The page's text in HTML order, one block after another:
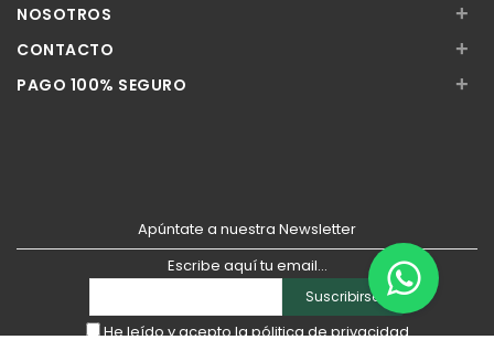
NOSOTROS +
CONTACTO +
PAGO 100% SEGURO +
Apúntate a nuestra Newsletter
Escribe aquí tu email...
Suscribirse
He leído y acepto lapólitica de privacidad